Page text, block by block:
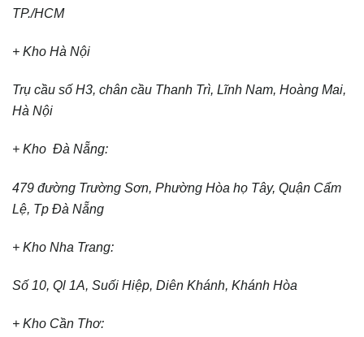
TP./HCM
+ Kho Hà Nội
Trụ cầu số H3, chân cầu Thanh Trì, Lĩnh Nam, Hoàng Mai,
Hà Nội
+ Kho Đà Nẵng:
479 đường Trường Sơn, Phường Hòa họ Tây, Quận Cẩm
Lệ, Tp Đà Nẵng
+ Kho Nha Trang:
Số 10, Ql 1A, Suối Hiệp, Diên Khánh, Khánh Hòa
+ Kho Cần Thơ: